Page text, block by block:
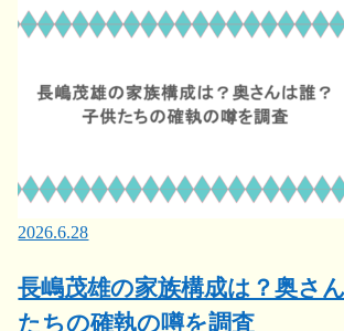
2026.6.28
長嶋茂雄の家族構成は？奥さ
たちの確執の噂を調査